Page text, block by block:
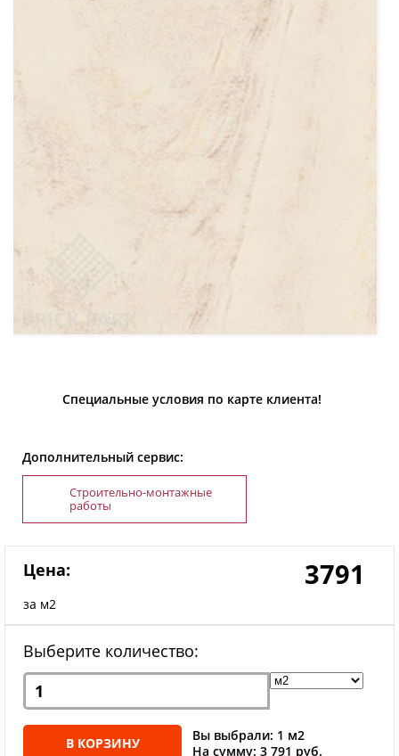
Специальные условия по карте клиента!
Дополнительный сервис:
Строительно-монтажные
работы
Цена:
за м2
3791
Выберите количество:
В КОРЗИНУ
Вы выбрали: 1 м2
На сумму: 3 791 руб.